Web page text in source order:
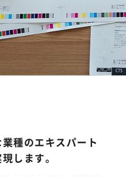
業種のエキスパート
します。